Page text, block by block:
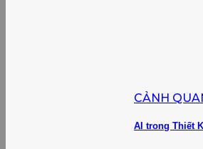
CẢNH
AI trong Thiết